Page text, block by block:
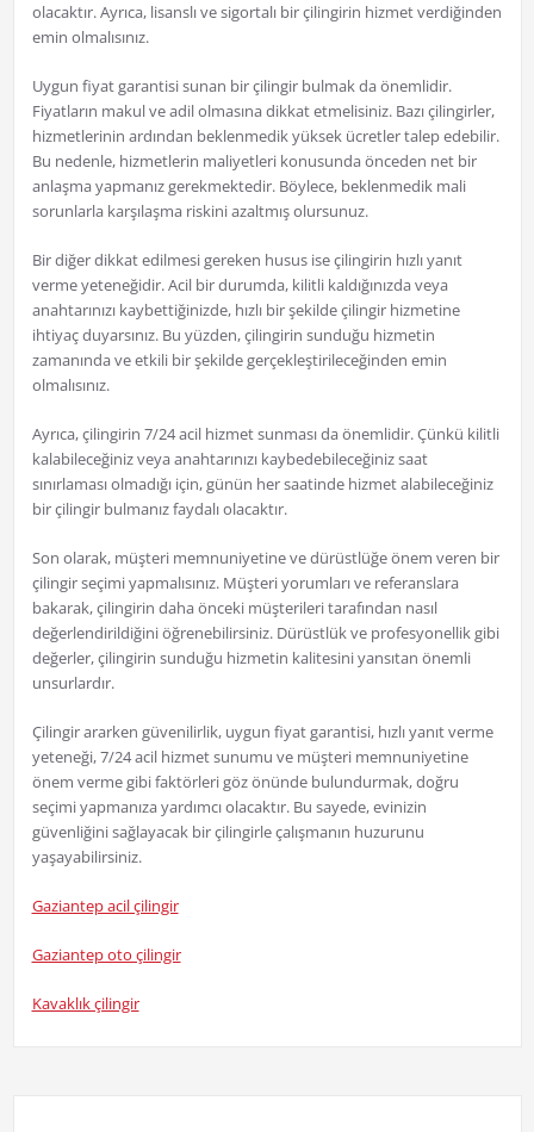
olacaktır. Ayrıca, lisanslı ve sigortalı bir çilingirin hizmet verdiğinden
emin olmalısınız.
Uygun fiyat garantisi sunan bir çilingir bulmak da önemlidir.
Fiyatların makul ve adil olmasına dikkat etmelisiniz. Bazı çilingirler,
hizmetlerinin ardından beklenmedik yüksek ücretler talep edebilir.
Bu nedenle, hizmetlerin maliyetleri konusunda önceden net bir
anlaşma yapmanız gerekmektedir. Böylece, beklenmedik mali
sorunlarla karşılaşma riskini azaltmış olursunuz.
Bir diğer dikkat edilmesi gereken husus ise çilingirin hızlı yanıt
verme yeteneğidir. Acil bir durumda, kilitli kaldığınızda veya
anahtarınızı kaybettiğinizde, hızlı bir şekilde çilingir hizmetine
ihtiyaç duyarsınız. Bu yüzden, çilingirin sunduğu hizmetin
zamanında ve etkili bir şekilde gerçekleştirileceğinden emin
olmalısınız.
Ayrıca, çilingirin 7/24 acil hizmet sunması da önemlidir. Çünkü kilitli
kalabileceğiniz veya anahtarınızı kaybedebileceğiniz saat
sınırlaması olmadığı için, günün her saatinde hizmet alabileceğiniz
bir çilingir bulmanız faydalı olacaktır.
Son olarak, müşteri memnuniyetine ve dürüstlüğe önem veren bir
çilingir seçimi yapmalısınız. Müşteri yorumları ve referanslara
bakarak, çilingirin daha önceki müşterileri tarafından nasıl
değerlendirildiğini öğrenebilirsiniz. Dürüstlük ve profesyonellik gibi
değerler, çilingirin sunduğu hizmetin kalitesini yansıtan önemli
unsurlardır.
Çilingir ararken güvenilirlik, uygun fiyat garantisi, hızlı yanıt verme
yeteneği, 7/24 acil hizmet sunumu ve müşteri memnuniyetine
önem verme gibi faktörleri göz önünde bulundurmak, doğru
seçimi yapmanıza yardımcı olacaktır. Bu sayede, evinizin
güvenliğini sağlayacak bir çilingirle çalışmanın huzurunu
yaşayabilirsiniz.
Gaziantep acil çilingir
Gaziantep oto çilingir
Kavaklık çilingir